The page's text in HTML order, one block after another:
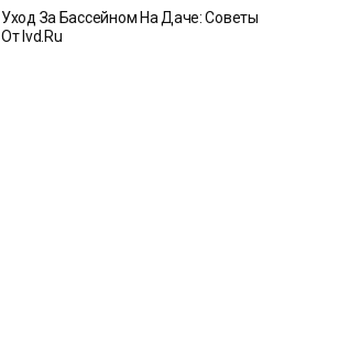
Уход За Бассейном На Даче: Советы
От Ivd.ru